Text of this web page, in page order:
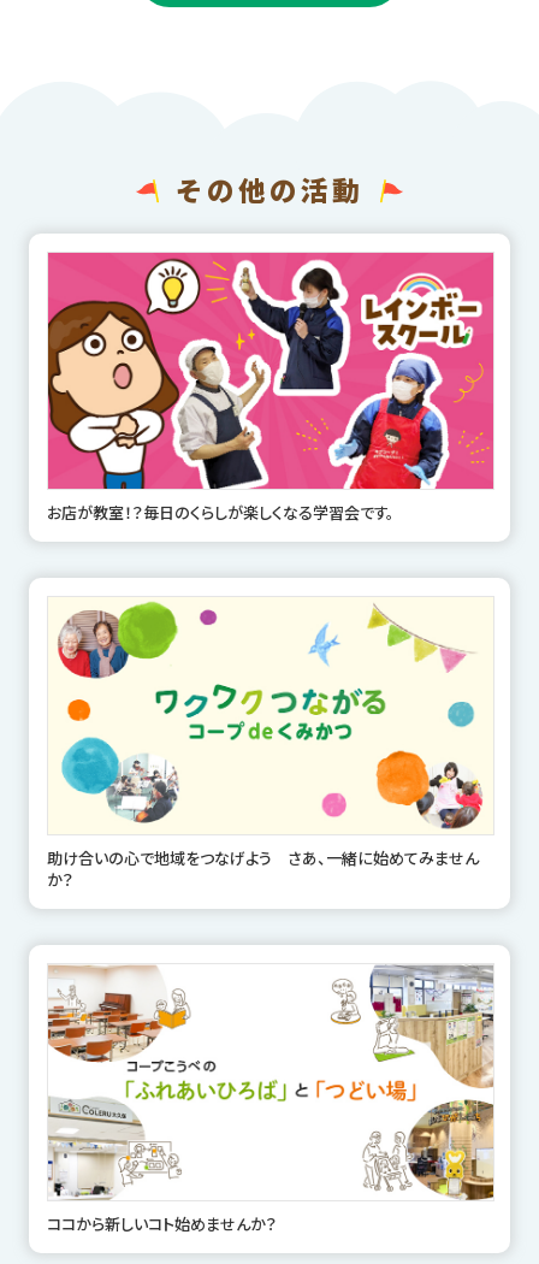
その他の活動
お店が教室！？毎日のくらしが楽しくなる学習会です。
助け合いの心で地域をつなげよう さあ、一緒に始めてみません
か？
ココから新しいコト始めませんか？